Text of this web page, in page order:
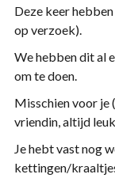
Deze keer
op verzoek).
We hebben dit al
om te doen.
Misschien voor je
vriendin, altijd
Je hebt vast nog
kettingen/